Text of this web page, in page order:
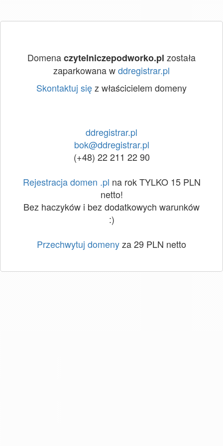
Domenaczytelniczepodworko.pl została
zaparkowana wddregistrar.pl
Skontaktuj sięz właścicielem domeny
ddregistrar.pl
bok@ddregistrar.pl
(+48) 22 211 22 90
Rejestracja domen .pl na rok TYLKO 15 PLN
netto!
Bez haczyków i bez dodatkowych warunków
:)
Przechwytuj domenyza 29 PLN netto